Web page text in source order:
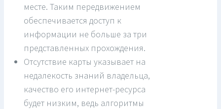
месте. Таким передвижением
обеспечивается доступ к
информации не больше за три
представленных прохождения.
Отсутствие карты указывает на
недалекость знаний владельца,
качество его интернет-ресурса
будет низким, ведь алгоритмы